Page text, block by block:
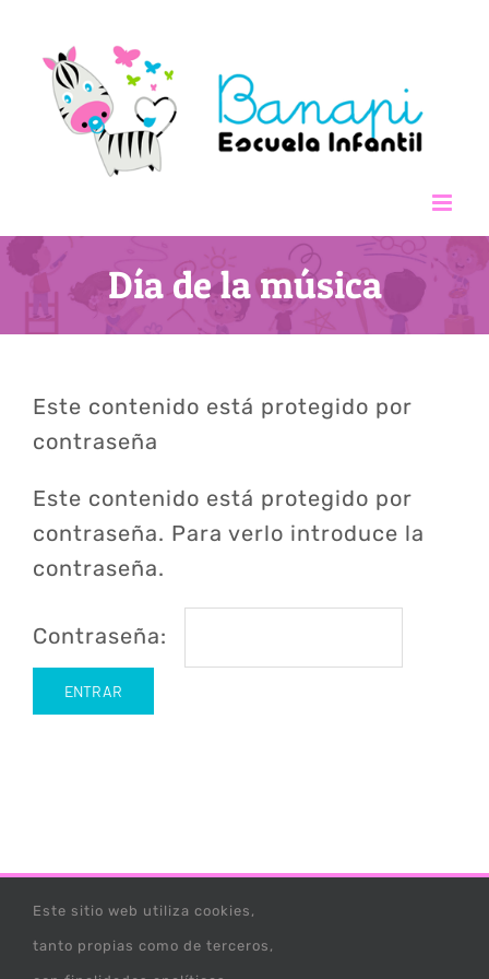
contenido
Día de la música
Este contenido está protegido por
contraseña
Este contenido está protegido por
contraseña. Para verlo introduce la
contraseña.
Contraseña:
Este sitio web utiliza cookies,
tanto propias como de terceros,